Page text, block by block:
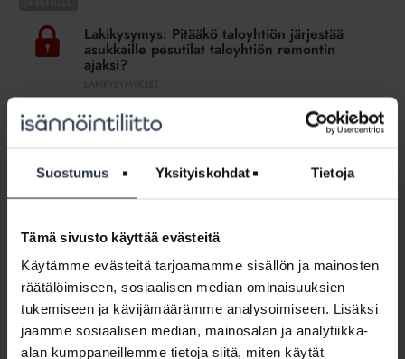
Suostumus Yksityiskohdat Tietoja
Tämä sivusto käyttää evästeitä
Käytämme evästeitä tarjoamamme sisällön ja mainosten
räätälöimiseen, sosiaalisen median ominaisuuksien
tukemiseen ja kävijämäärämme analysoimiseen. Lisäksi
jaamme sosiaalisen median, mainosalan ja analytiikka-
alan kumppaneillemme tietoja siitä, miten käytät
Pitääkö
taloyhtiön
pesutilat
taloyhtiön
ajaksi?
Lakikysymys: Pitääkö taloyhtiön järjestää
asukkaille pesutilat taloyhtiön remontin
ajaksi?
Lakiasiantuntija vastaa
Voidaanko
putkiremontista
uudelleen,
jos
osakkaat
ovat
mieltään?
LAKIKYSYMYKSET
Lakiasiantuntija vastaa
Lakikysymys:
Voiko
Lakikysymys: Voiko putkiremontin